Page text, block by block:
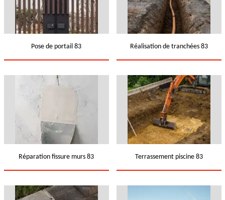
Pose de portail 83 Réalisation de tranchées 83
Réparation fissure murs 83 Terrassement piscine 83